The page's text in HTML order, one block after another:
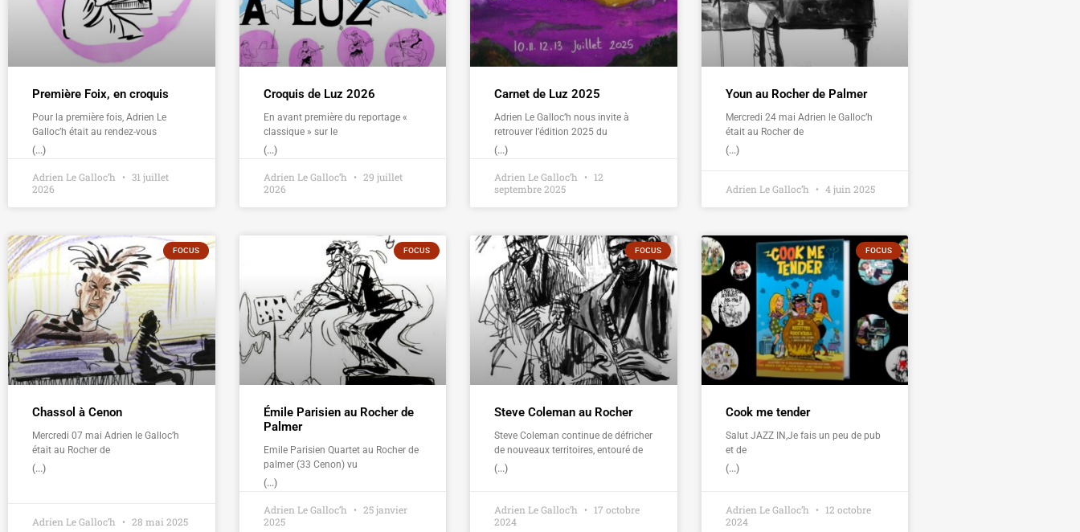
Première Foix, en croquis
Pour la première fois, Adrien Le
Galloc’h était au rendez-vous
(...)
Adrien Le Galloc’h
31 juillet
2026
Croquis de Luz 2026
En avant première du reportage «
classique » sur le
(...)
Adrien Le Galloc’h
29 juillet
2026
Carnet de Luz 2025
Adrien Le Galloc’h nous invite à
retrouver l’édition 2025 du
(...)
Adrien Le Galloc’h
12
septembre 2025
Youn au Rocher de Palmer
Mercredi 24 mai Adrien le Galloc’h
était au Rocher de
(...)
Adrien Le Galloc’h 4 juin 2025
FOCUS
Chassol à Cenon
Mercredi 07 mai Adrien le Galloc’h
était au Rocher de
(...)
Adrien Le Galloc’h 28 mai 2025
FOCUS
Émile Parisien au Rocher de
Palmer
Emile Parisien Quartet au Rocher de
palmer (33 Cenon) vu
(...)
Adrien Le Galloc’h
25 janvier
2025
FOCUS
Steve Coleman au Rocher
Steve Coleman continue de défricher
de nouveaux territoires, entouré de
(...)
Adrien Le Galloc’h
17 octobre
2024
FOCUS
Cook me tender
Salut JAZZ IN,Je fais un peu de pub
et de
(...)
Adrien Le Galloc’h
12 octobre
2024